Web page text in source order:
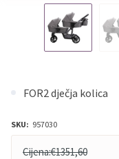
FOR2 dječja kolica
SKU: 957030
Cijena:€1351,60